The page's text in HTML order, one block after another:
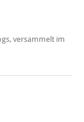
versammelt im